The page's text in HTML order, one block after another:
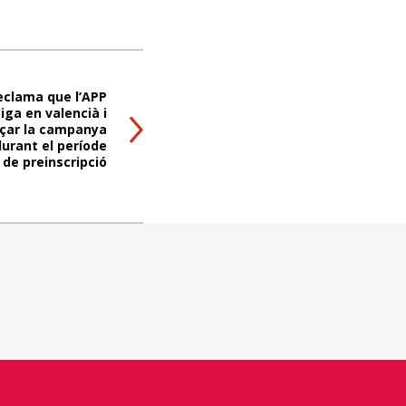
que l’APP
en valencià i
la campanya
el període
de preinscripció